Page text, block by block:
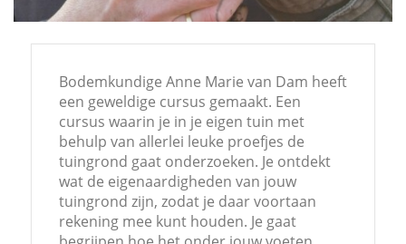
Bodemkundige Anne Marie van Dam heeft
een geweldige cursus gemaakt. Een
cursus waarin je in je eigen tuin met
behulp van allerlei leuke proefjes de
tuingrond gaat onderzoeken. Je ontdekt
wat de eigenaardigheden van jouw
tuingrond zijn, zodat je daar voortaan
rekening mee kunt houden. Je gaat